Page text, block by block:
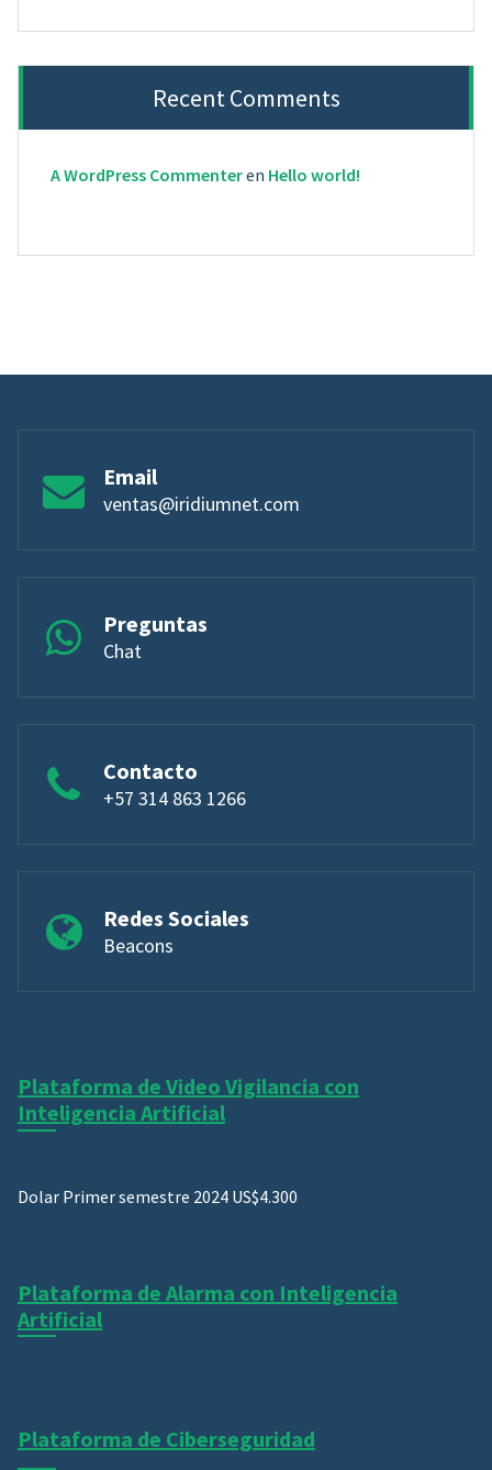
Recent Comments
A WordPress Commenteren Hello world!
Email
ventas@iridiumnet.com
Preguntas
Chat
Contacto
+57 314 863 1266
Redes Sociales
Beacons
Plataforma de Video Vigilancia con
Inteligencia Artificial
Dolar Primer semestre 2024 US$4.300
Plataforma de Alarma con Inteligencia
Artificial
Plataforma de Ciberseguridad